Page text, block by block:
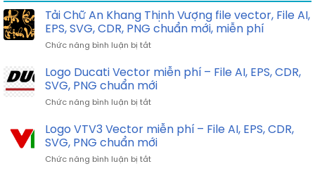
Tải Chữ An Khang Thịnh Vượng file vector, File AI,
EPS, SVG, CDR, PNG chuẩn mới, miễn phí
Chức năng bình luận bị tắtở
Chữ
An
Thịnh
file
vector,
AI,
Logo Ducati Vector miễn phí – File AI, EPS, CDR,
SVG, PNG chuẩn mới
Chức năng bình luận bị tắtở
Ducati
Vector
phí
Logo VTV3 Vector miễn phí – File AI, EPS, CDR,
SVG, PNG chuẩn mới
Chức năng bình luận bị tắtở